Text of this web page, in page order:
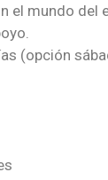
el mundo
(opción